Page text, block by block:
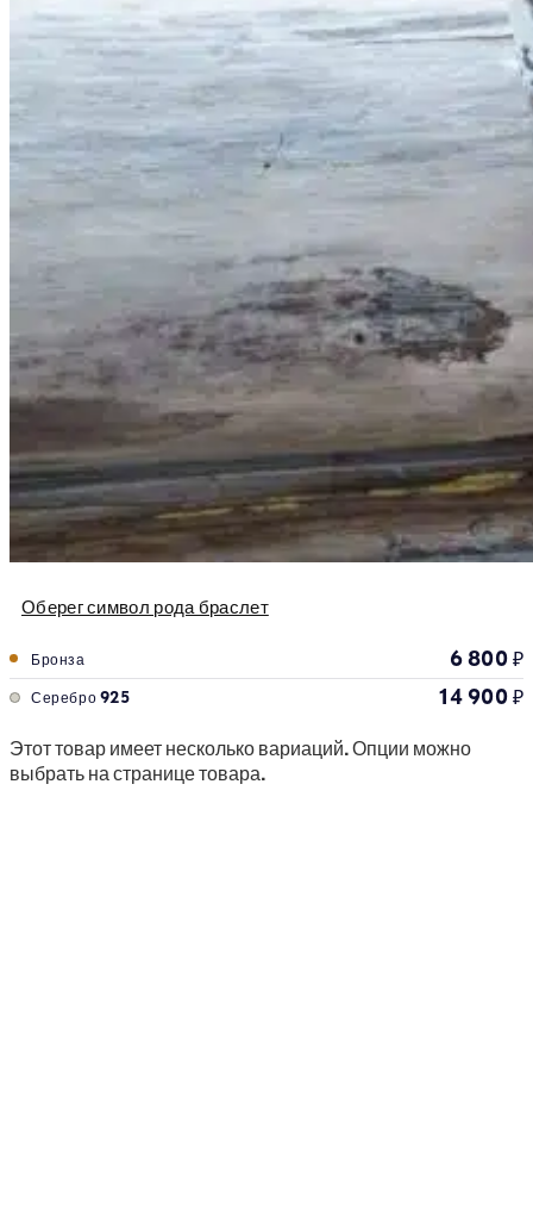
Оберег символ рода браслет
Бронза 6 800₽
Серебро 925 14 900₽
Этот товар имеет несколько вариаций. Опции можно
выбрать на странице товара.